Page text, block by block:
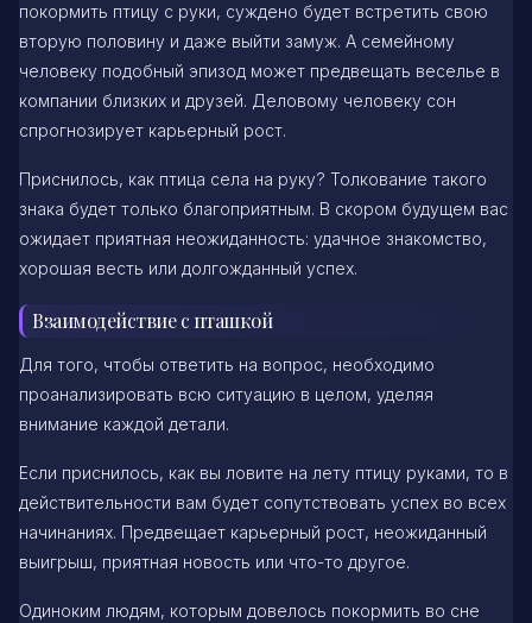
покормить птицу с руки, суждено будет встретить свою
вторую половину и даже выйти замуж. А семейному
человеку подобный эпизод может предвещать веселье в
компании близких и друзей. Деловому человеку сон
спрогнозирует карьерный рост.
Приснилось, как птица села на руку? Толкование такого
знака будет только благоприятным. В скором будущем вас
ожидает приятная неожиданность: удачное знакомство,
хорошая весть или долгожданный успех.
Взаимодействие с пташкой
Для того, чтобы ответить на вопрос, необходимо
проанализировать всю ситуацию в целом, уделяя
внимание каждой детали.
Если приснилось, как вы ловите на лету птицу руками, то в
действительности вам будет сопутствовать успех во всех
начинаниях. Предвещает карьерный рост, неожиданный
выигрыш, приятная новость или что-то другое.
Одиноким людям, которым довелось покормить во сне